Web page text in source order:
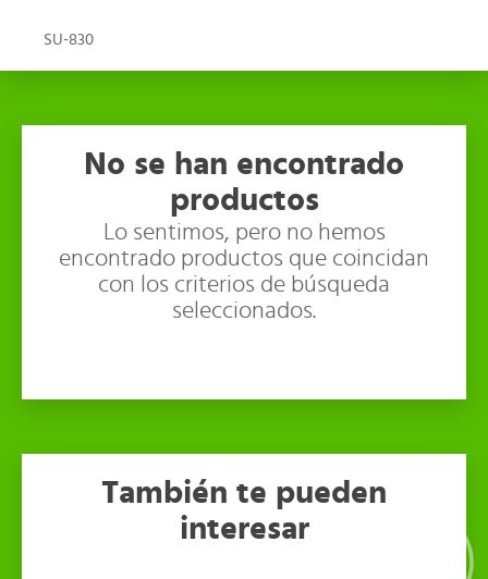
SU-830
No se han encontrado
productos
Lo sentimos, pero no hemos
encontrado productos que coincidan
con los criterios de búsqueda
seleccionados.
También te pueden
interesar